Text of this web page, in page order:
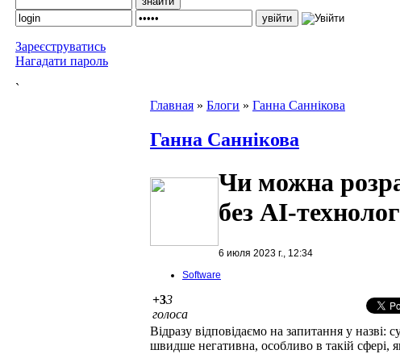
Зареєструватись
Нагадати пароль
`
Главная » Блоги » Ганна Саннікова
Ганна Саннікова
Чи можна
без АІ-
6 июля 2023 г., 12:34
Software
+33
голоса
Відразу відповідаємо на запитання у назві:
швидше негативна, особливо в такій сфері,